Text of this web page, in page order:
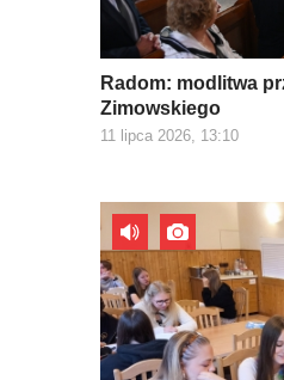
Radom: modlitwa
Zimowskiego
11 lipca 2026, 13:10